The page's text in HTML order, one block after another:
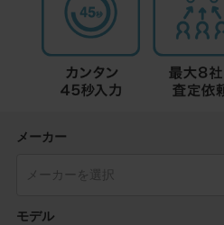
メーカー
モデル